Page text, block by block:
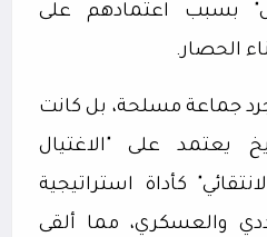
بسبب اعتمادهم على
الحصار.
جماعة مسلحة، بل كانت
يعتمد على "الاغتيال
كأداة استراتيجية
والعسكري، مما ألقى